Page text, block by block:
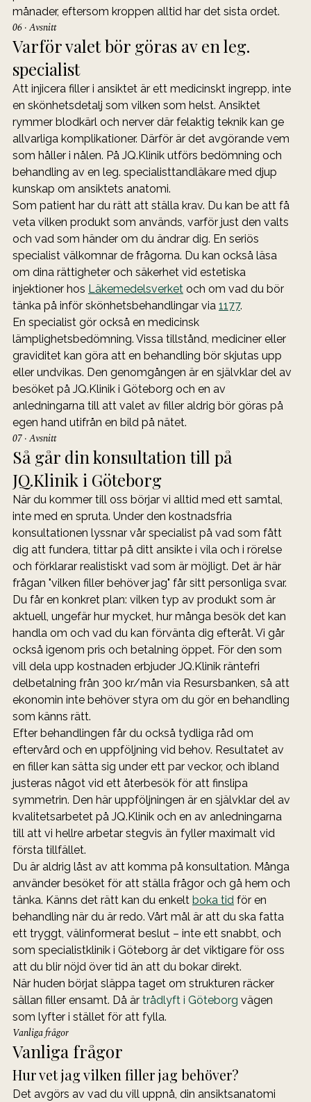
månader, eftersom kroppen alltid har det sista ordet.
06 · Avsnitt
Varför valet bör göras av en leg.
specialist
Att injicera filler i ansiktet är ett medicinskt ingrepp, inte
en skönhetsdetalj som vilken som helst. Ansiktet
rymmer blodkärl och nerver där felaktig teknik kan ge
allvarliga komplikationer. Därför är det avgörande vem
som håller i nålen. På JQ.Klinik utförs bedömning och
behandling av en leg. specialisttandläkare med djup
kunskap om ansiktets anatomi.
Som patient har du rätt att ställa krav. Du kan be att få
veta vilken produkt som används, varför just den valts
och vad som händer om du ändrar dig. En seriös
specialist välkomnar de frågorna. Du kan också läsa
om dina rättigheter och säkerhet vid estetiska
injektioner hos Läkemedelsverket och om vad du bör
tänka på inför skönhetsbehandlingar via 1177.
En specialist gör också en medicinsk
lämplighetsbedömning. Vissa tillstånd, mediciner eller
graviditet kan göra att en behandling bör skjutas upp
eller undvikas. Den genomgången är en självklar del av
besöket på JQ.Klinik i Göteborg och en av
anledningarna till att valet av filler aldrig bör göras på
egen hand utifrån en bild på nätet.
07 · Avsnitt
Så går din konsultation till på
JQ.Klinik i Göteborg
När du kommer till oss börjar vi alltid med ett samtal,
inte med en spruta. Under den kostnadsfria
konsultationen lyssnar vår specialist på vad som fått
dig att fundera, tittar på ditt ansikte i vila och i rörelse
och förklarar realistiskt vad som är möjligt. Det är här
frågan "vilken filler behöver jag" får sitt personliga svar.
Du får en konkret plan: vilken typ av produkt som är
aktuell, ungefär hur mycket, hur många besök det kan
handla om och vad du kan förvänta dig efteråt. Vi går
också igenom pris och betalning öppet. För den som
vill dela upp kostnaden erbjuder JQ.Klinik räntefri
delbetalning från 300 kr/mån via Resursbanken, så att
ekonomin inte behöver styra om du gör en behandling
som känns rätt.
Efter behandlingen får du också tydliga råd om
eftervård och en uppföljning vid behov. Resultatet av
en filler kan sätta sig under ett par veckor, och ibland
justeras något vid ett återbesök för att finslipa
symmetrin. Den här uppföljningen är en självklar del av
kvalitetsarbetet på JQ.Klinik och en av anledningarna
till att vi hellre arbetar stegvis än fyller maximalt vid
första tillfället.
Du är aldrig låst av att komma på konsultation. Många
använder besöket för att ställa frågor och gå hem och
tänka. Känns det rätt kan du enkelt boka tid för en
behandling när du är redo. Vårt mål är att du ska fatta
ett tryggt, välinformerat beslut – inte ett snabbt, och
som specialistklinik i Göteborg är det viktigare för oss
att du blir nöjd över tid än att du bokar direkt.
När huden börjat släppa taget om strukturen räcker
sällan filler ensamt. Då är trådlyft i Göteborg vägen
som lyfter i stället för att fylla.
Vanliga frågor
Vanliga frågor
Hur vet jag vilken filler jag behöver?
Det avgörs av vad du vill uppnå, din ansiktsanatomi